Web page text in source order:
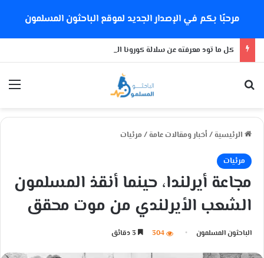
مرحبًا بكم في الإصدار الجديد لموقع الباحثون المسلمون
كل ما تود معرفته عن سلالة كورونا الجديدة
الرئيسية / أخبار ومقالات عامة / مرئيات
مرئيات
مجاعة أيرلندا، حينما أنقذ المسلمون
الشعب الأيرلندي من موت محقق
الباحثون المسلمون 304